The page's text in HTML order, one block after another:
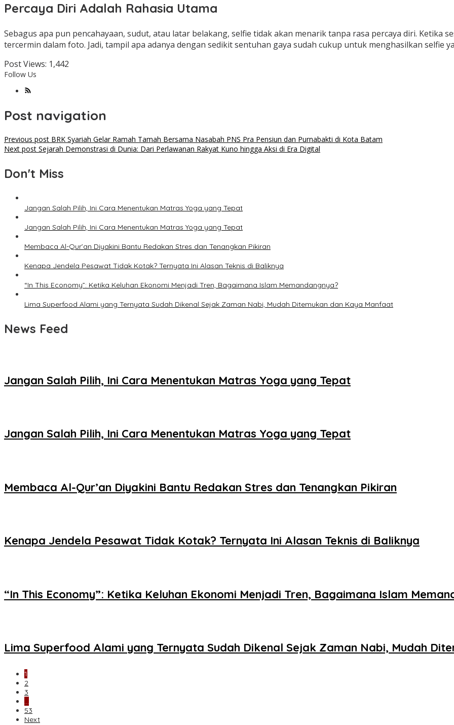
Percaya Diri Adalah Rahasia Utama
Sebagus apa pun pencahayaan, sudut, atau latar belakang, selfie tidak akan menarik tanpa rasa percaya diri. Ketika
tercermin dalam foto. Jadi, tampil apa adanya dengan sedikit sentuhan gaya sudah cukup untuk menghasilkan selfie
Post Views: 1,442
Follow Us
Post navigation
Previous post BRK Syariah Gelar Ramah Tamah Bersama Nasabah PNS Pra Pensiun dan Purnabakti di Kota Batam
Next post Sejarah Demonstrasi di Dunia: Dari Perlawanan Rakyat Kuno hingga Aksi di Era Digital
Don't Miss
Jangan Salah Pilih, Ini Cara Menentukan Matras Yoga yang Tepat
Jangan Salah Pilih, Ini Cara Menentukan Matras Yoga yang Tepat
Membaca Al-Qur’an Diyakini Bantu Redakan Stres dan Tenangkan Pikiran
Kenapa Jendela Pesawat Tidak Kotak? Ternyata Ini Alasan Teknis di Baliknya
“In This Economy”: Ketika Keluhan Ekonomi Menjadi Tren, Bagaimana Islam Memandangnya?
Lima Superfood Alami yang Ternyata Sudah Dikenal Sejak Zaman Nabi, Mudah Ditemukan dan Kaya Manfaat
News Feed
Jangan Salah Pilih, Ini Cara Menentukan Matras Yoga yang Tepat
Jangan Salah Pilih, Ini Cara Menentukan Matras Yoga yang Tepat
Membaca Al-Qur’an Diyakini Bantu Redakan Stres dan Tenangkan Pikiran
Kenapa Jendela Pesawat Tidak Kotak? Ternyata Ini Alasan Teknis di Baliknya
“In This Economy”: Ketika Keluhan Ekonomi Menjadi Tren, Bagaimana Islam
Lima Superfood Alami yang Ternyata Sudah Dikenal Sejak Zaman Nabi, Mudah
1
2
3
…
53
Next